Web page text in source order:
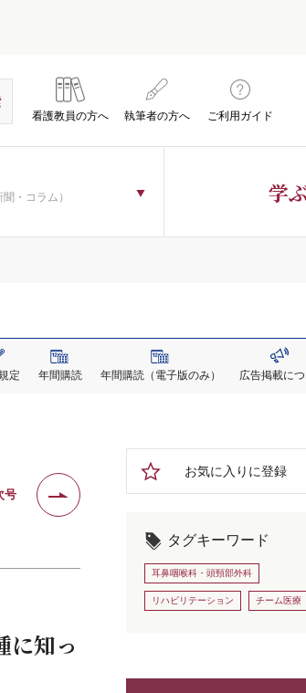
看護教員の方へ 執筆者の方へ ご利用ガイド
聞・コラム） 学
定 年間購読 年間購読 （電子版のみ） 広告掲載に
号
知っ
お気に入りに登録
タグキーワード
耳鼻咽喉科・頭頸部外科
リハビリテーション チーム医療